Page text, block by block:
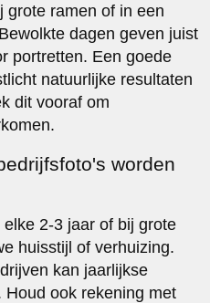
grote ramen of in een
dagen geven juist
portretten. Een goede
natuurlijke resultaten
dit vooraf om
worden
elke 2-3 jaar of bij grote
huisstijl of verhuizing.
kan jaarlijkse
ook rekening met